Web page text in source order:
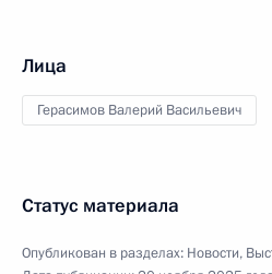
Лица
Герасимов Валерий Васильевич
Статус материала
Опубликован в разделах: Новости,